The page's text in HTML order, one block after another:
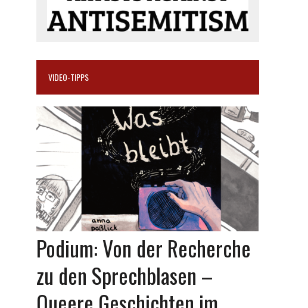
VIDEO-TIPPS
Podium: Von der Recherche
zu den Sprechblasen –